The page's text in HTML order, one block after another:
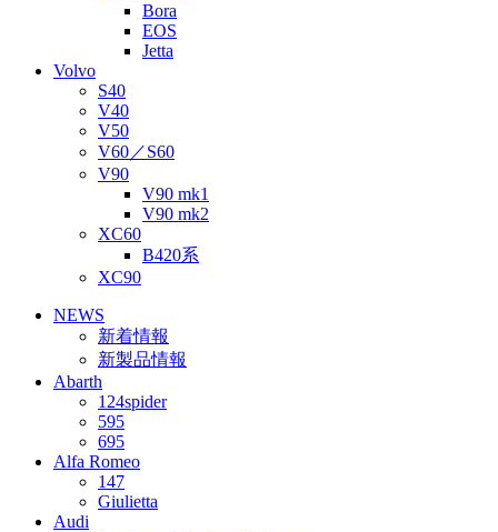
Bora
EOS
Jetta
Volvo
S40
V40
V50
V60／S60
V90
V90 mk1
V90 mk2
XC60
B420系
XC90
NEWS
新着情報
新製品情報
Abarth
124spider
595
695
Alfa Romeo
147
Giulietta
Audi